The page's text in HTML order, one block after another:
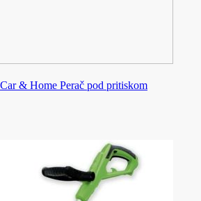
& Home Perač pod pritiskom